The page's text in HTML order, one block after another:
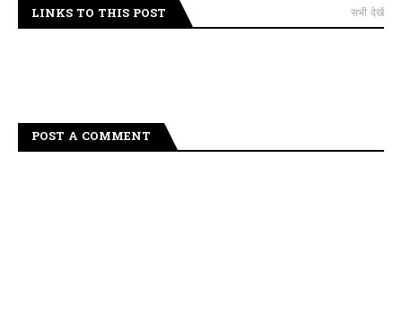
LINKS TO THIS POST सभी देखें
POST A COMMENT